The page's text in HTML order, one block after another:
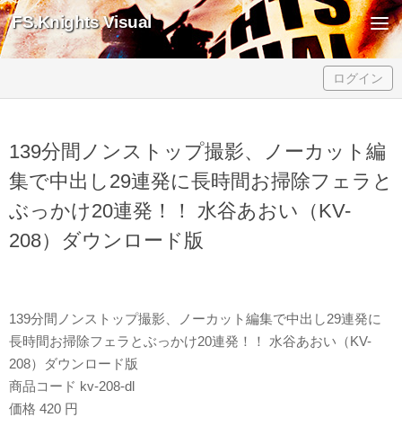
Skip to content
FS.Knights Visual
ログイン
139分間ノンストップ撮影、ノーカット編
集で中出し29連発に長時間お掃除フェラと
ぶっかけ20連発！！ 水谷あおい（KV-
208）ダウンロード版
139分間ノンストップ撮影、ノーカット編集で中出し29連発に
長時間お掃除フェラとぶっかけ20連発！！ 水谷あおい（KV-
208）ダウンロード版
商品コード kv-208-dl
価格 420 円